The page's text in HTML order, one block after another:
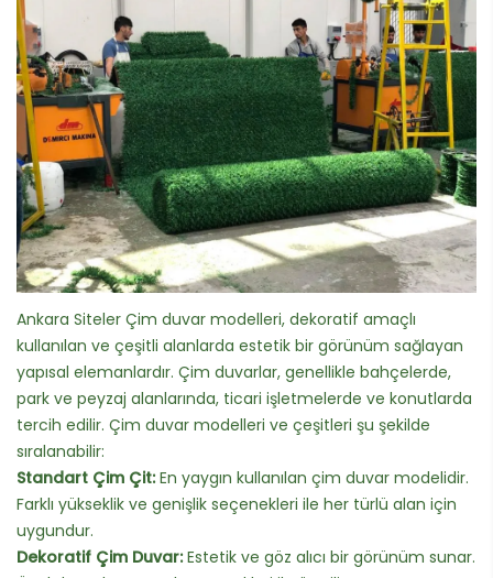
Ankara Siteler Çim duvar modelleri, dekoratif amaçlı
kullanılan ve çeşitli alanlarda estetik bir görünüm sağlayan
yapısal elemanlardır. Çim duvarlar, genellikle bahçelerde,
park ve peyzaj alanlarında, ticari işletmelerde ve konutlarda
tercih edilir. Çim duvar modelleri ve çeşitleri şu şekilde
sıralanabilir:
Standart Çim Çit:En yaygın kullanılan çim duvar modelidir.
Farklı yükseklik ve genişlik seçenekleri ile her türlü alan için
uygundur.
Dekoratif Çim Duvar:Estetik ve göz alıcı bir görünüm sunar.